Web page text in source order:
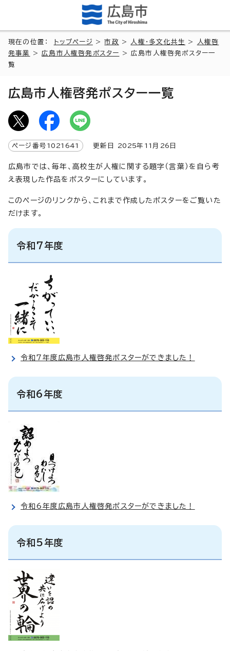
現在の位置： トップページ >市政 > 人権・多文化共生 >
人権啓
発事業
>広島市人権啓発ポスター
> 広島市人権啓発ポスター一
覧
広島市人権啓発ポスター一覧
ページ番号 1021641 更新日 2025年 11 月 26 日
広島市では、毎年、高校生が人権に関する題字（言葉）を自ら考
え表現した作品をポスターにしています。
このページのリンクから、これまで作成したポスターをご覧いた
だけます。
令和7年度
令和7年度広島市人権啓発ポスターができました！
令和6年度
令和6年度広島市人権啓発ポスターができました！
令和5年度